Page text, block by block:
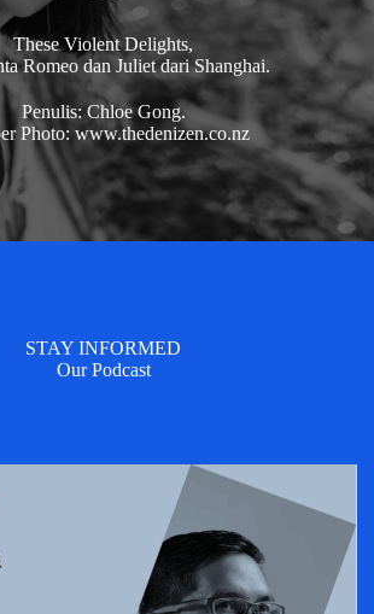
These Violent Delights,
Romeo dan Juliet dari Shanghai.
Penulis: Chloe Gong.
Photo: www.thedenizen.co.nz
STAY INFORMED
Our Podcast